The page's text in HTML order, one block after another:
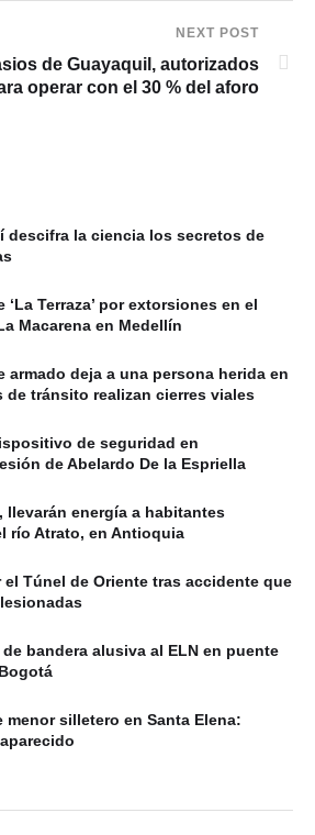
NEXT POST
de Guayaquil, autorizados
operar con el 30 % del aforo
descifra la ciencia los secretos de
‘La Terraza’ por extorsiones en el
Macarena en Medellín
armado deja a una persona herida en
de tránsito realizan cierres viales
de seguridad en
de Abelardo De la Espriella
llevarán energía a habitantes
río Atrato, en Antioquia
Túnel de Oriente tras accidente que
bandera alusiva al ELN en puente
menor silletero en Santa Elena: